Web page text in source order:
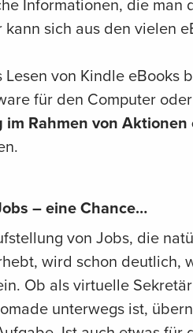
Informationen, die
sich aus den vielen
Lesen von Kindle eBooks
für den Computer
im Rahmen von
– eine Chance…
von Jobs, die
wird schon deutlich,
Ob als virtuelle
unterwegs ist,